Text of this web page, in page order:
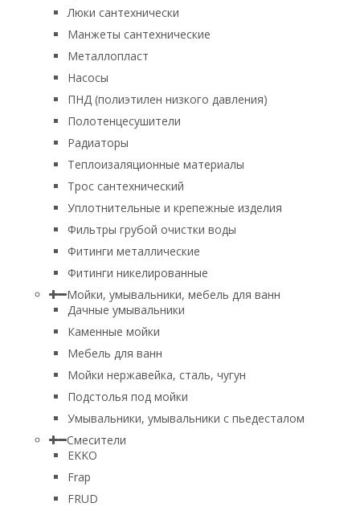
Люки сантехнически
Манжеты сантехнические
Металлопласт
Насосы
ПНД (полиэтилен низкого давления)
Полотенцесушители
Радиаторы
Теплоизаляционные материалы
Трос сантехнический
Уплотнительные и крепежные изделия
Фильтры грубой очистки воды
Фитинги металлические
Фитинги никелированные
Мойки, умывальники, мебель для ванн
Дачные умывальники
Каменные мойки
Мебель для ванн
Мойки нержавейка, сталь, чугун
Подстолья под мойки
Умывальники, умывальники с пьедесталом
Смесители
EKKO
Frap
FRUD